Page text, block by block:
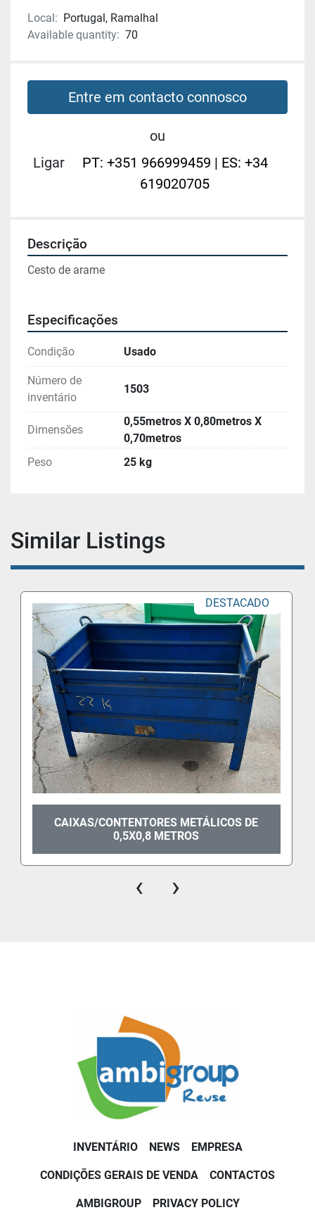
Local: Portugal, Ramalhal
Available quantity: 70
Entre em contacto connosco
ou
Ligar
PT: +351 966999459 | ES: +34
619020705
Descrição
Cesto de arame
Especificações
Condição Usado
Número de
inventário
1503
Dimensões
0,55metros X 0,80metros X
0,70metros
Peso
25 kg
Similar Listings
DESTACADO
CAIXAS/CONTENTORES METÁLICOS DE
0,5X0,8 METROS
‹ ›
INVENTÁRIO NEWS EMPRESA
CONDIÇÕES GERAIS DE VENDA CONTACTOS
AMBIGROUP PRIVACY POLICY